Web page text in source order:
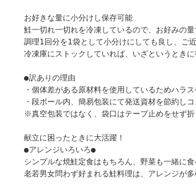
お好きな量に小分けし保存可能
鮭一切れ一切れを冷凍しているので、お好みの
調理1回分を1袋として小分けにしても良し、ご
冷凍庫にストックしていれば、いざというときに
●訳ありの理由
・個体差がある原材料を使用しているためハラ
・段ボール内、簡易包装にて発送資材を節約しコ
※真空包装ではなく、袋口はテープ止めをせず折
献立に困ったときに大活躍！
●アレンジいろいろ●
シンプルな焼鮭定食はもちろん、野菜も一緒に
老若男女問わず好まれる鮭料理は、アレンジが